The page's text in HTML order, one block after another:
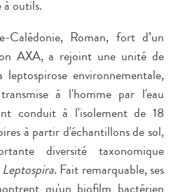
outils.
Roman, fort d’un
AXA, a rejoint une unité de
environnementale,
à l'homme par l'eau
conduit à l'isolement de 18
à partir d'échantillons de sol,
diversité taxonomique
Leptospira. Fait remarquable, ses